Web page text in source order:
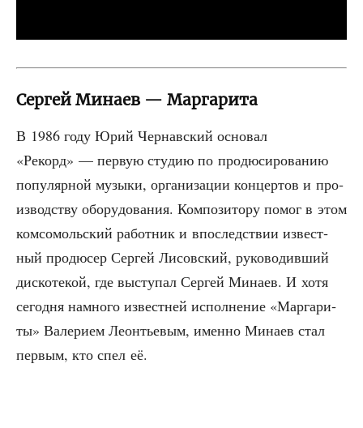
Cергей Минаев — Маргарита
В 1986 году Юрий Чер­нав­ский осно­вал
«Рекорд» — первую сту­дию по про­дю­си­ро­ва­нию
попу­ляр­ной музы­ки, орга­ни­за­ции кон­цер­тов и про­
из­вод­ству обо­ру­до­ва­ния. Ком­по­зи­то­ру помог в этом
ком­со­моль­ский работ­ник и впо­след­ствии извест­
ный про­дю­сер Сер­гей Лисов­ский, руко­во­див­ший
дис­ко­те­кой, где высту­пал Сер­гей Мина­ев. И хотя
сего­дня намно­го извест­ней испол­не­ние «Мар­га­ри­
ты» Вале­ри­ем Леон­тье­вым, имен­но Мина­ев стал
пер­вым, кто спел её.